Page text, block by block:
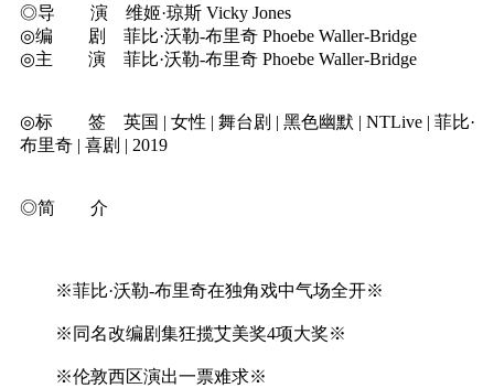
◎导 演 维姬·琼斯 Vicky Jones
◎编 剧 菲比·沃勒-布里奇 Phoebe Waller-Bridge
◎主 演 菲比·沃勒-布里奇 Phoebe Waller-Bridge
◎标 签 英国 | 女性 | 舞台剧 | 黑色幽默 | NTLive | 菲比·
布里奇 | 喜剧 | 2019
◎简 介
※菲比·沃勒-布里奇在独角戏中气场全开※
※同名改编剧集狂揽艾美奖4项大奖※
※伦敦西区演出一票难求※